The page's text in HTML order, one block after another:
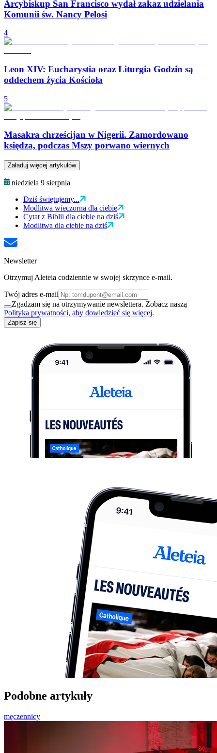
Arcybiskup San Francisco wydał zakaz udzielania
Komunii św. Nancy Pelosi
4
Leon XIV: Eucharystia oraz Liturgia Godzin są
oddechem życia Kościoła
5
Masakra chrześcijan w Nigerii. Zamordowano
księdza, podczas Mszy porwano wiernych
Załaduj więcej artykułów
niedziela 9 sierpnia
Dziś świętujemy...
Modlitwa wieczorna dla ciebie
Cytat z Biblii dla ciebie na dziś
Modlitwa dla ciebie na dziś
Newsletter
Otrzymuj Aleteia codziennie w swojej skrzynce e-mail.
Twój adres e-mail
Zgadzam się na otrzymywanie newslettera. Zobacz naszą
Polityka prywatności, aby dowiedzieć się więcej.
Zapisz się
Podobne artykuły
męczennicy